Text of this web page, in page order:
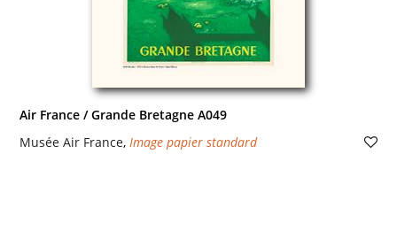
Air France / Grande Bretagne A049
Musée Air France, Image papier standard